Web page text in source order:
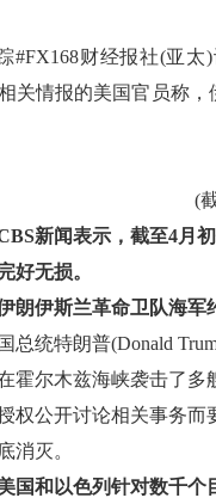
财经报社(亚太
关情报的美国官员称
(截
新闻表示，截至4月
好无损。
朗伊斯兰革命卫队海军
统特朗普(Donald
霍尔木兹海峡袭击了多
公开讨论相关事务而
消灭。
国和以色列针对数千个